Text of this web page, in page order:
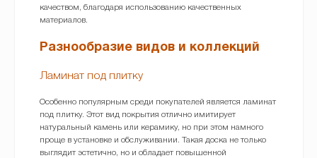
качеством, благодаря использованию качественных
материалов.
Разнообразие видов и коллекций
Ламинат под плитку
Особенно популярным среди покупателей является ламинат
под плитку. Этот вид покрытия отлично имитирует
натуральный камень или керамику, но при этом намного
проще в установке и обслуживании. Такая доска не только
выглядит эстетично, но и обладает повышенной